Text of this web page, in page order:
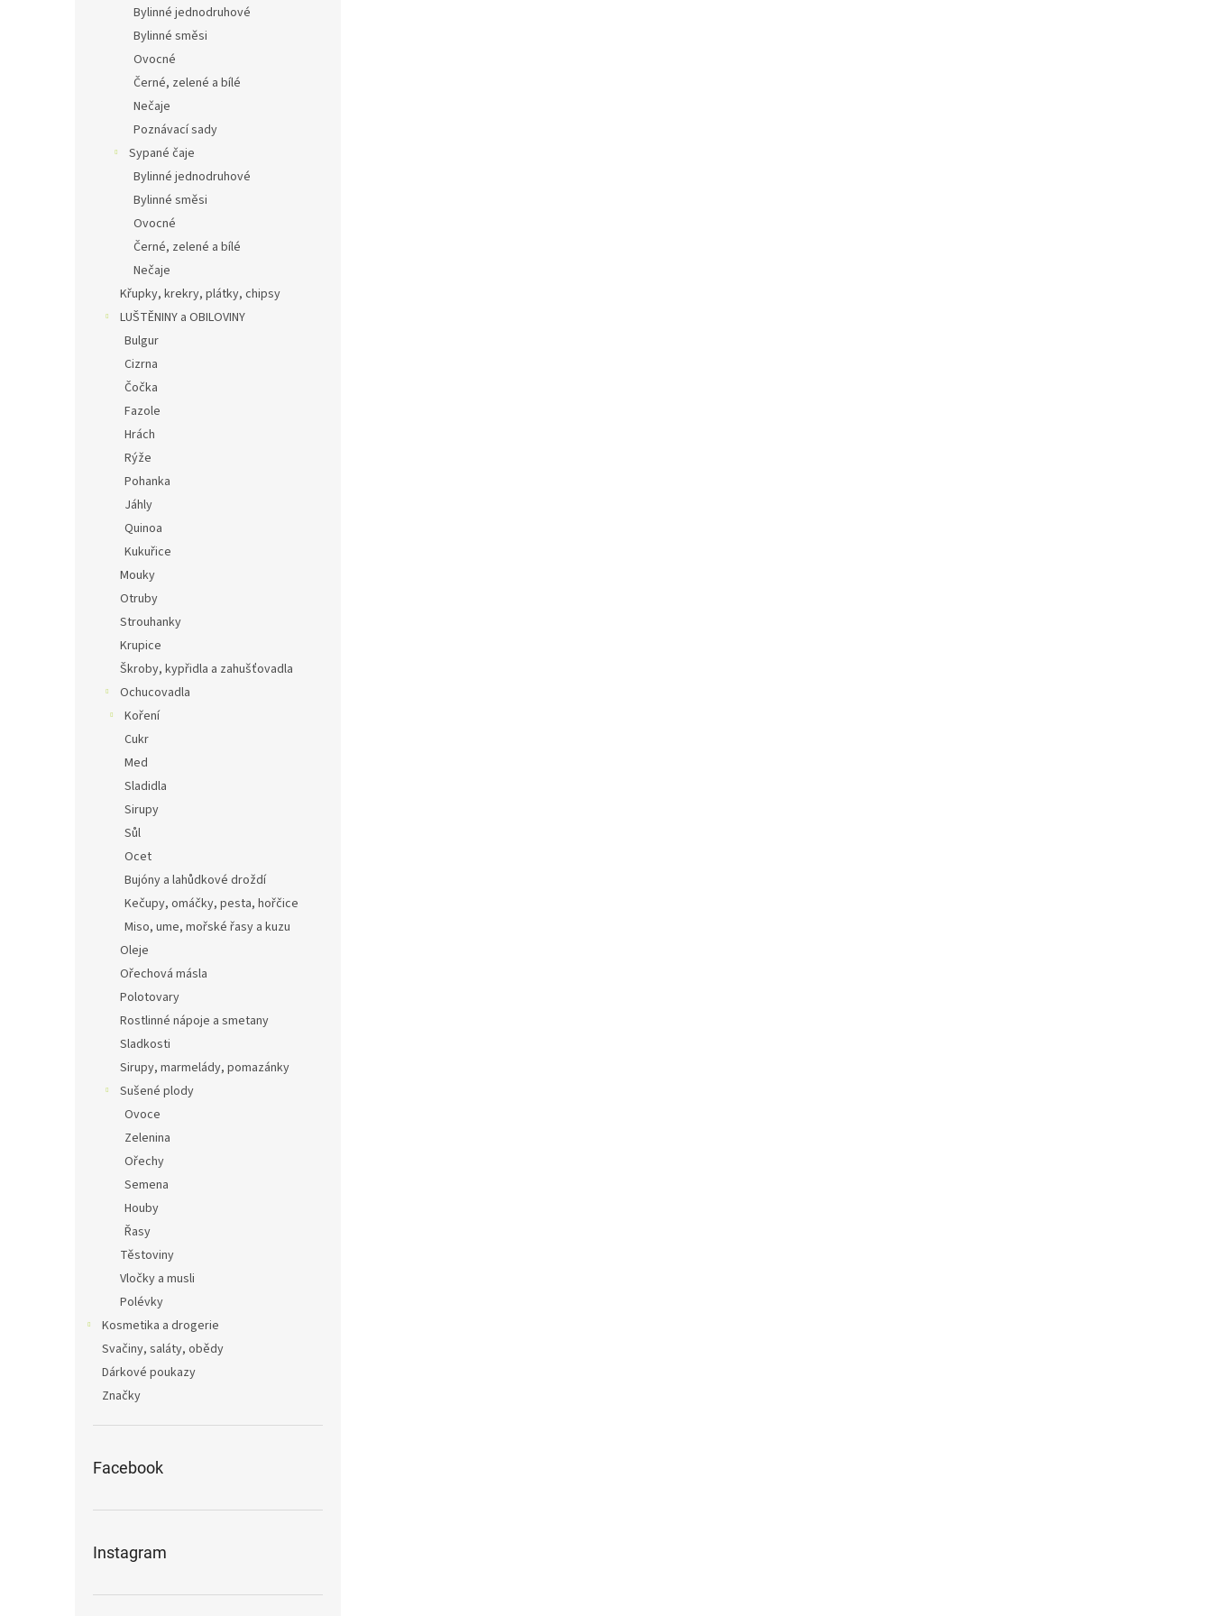
Bylinné jednodruhové
Bylinné směsi
Ovocné
Černé, zelené a bílé
Nečaje
Poznávací sady
Sypané čaje
Bylinné jednodruhové
Bylinné směsi
Ovocné
Černé, zelené a bílé
Nečaje
Křupky, krekry, plátky, chipsy
LUŠTĚNINY a OBILOVINY
Bulgur
Cizrna
Čočka
Fazole
Hrách
Rýže
Pohanka
Jáhly
Quinoa
Kukuřice
Mouky
Otruby
Strouhanky
Krupice
Škroby, kypřidla a zahušťovadla
Ochucovadla
Koření
Cukr
Med
Sladidla
Sirupy
Sůl
Ocet
Bujóny a lahůdkové droždí
Kečupy, omáčky, pesta, hořčice
Miso, ume, mořské řasy a kuzu
Oleje
Ořechová másla
Polotovary
Rostlinné nápoje a smetany
Sladkosti
Sirupy, marmelády, pomazánky
Sušené plody
Ovoce
Zelenina
Ořechy
Semena
Houby
Řasy
Těstoviny
Vločky a musli
Polévky
Kosmetika a drogerie
Svačiny, saláty, obědy
Dárkové poukazy
Značky
Facebook
Instagram